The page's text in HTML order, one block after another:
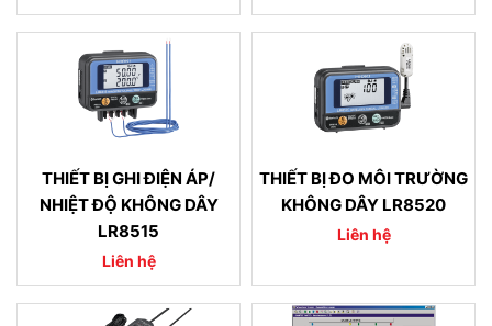
THIẾT BỊ GHI ĐIỆN ÁP/
NHIỆT ĐỘ KHÔNG DÂY
LR8515
Liên hệ
THIẾT BỊ ĐO MÔI TRƯỜNG
KHÔNG DÂY LR8520
Liên hệ